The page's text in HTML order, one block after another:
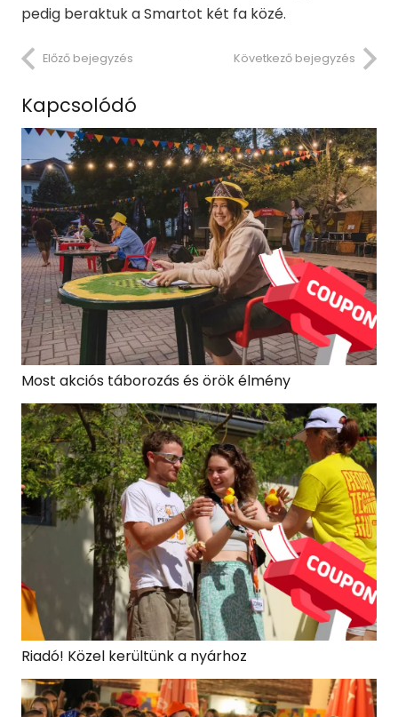
pedig beraktuk a Smartot két fa közé.
Előző bejegyzés Következő bejegyzés
Kapcsolódó
Most akciós táborozás és örök élmény
Riadó! Közel kerültünk a nyárhoz